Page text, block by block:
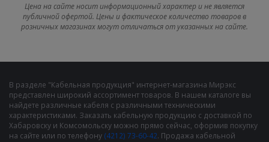
Цена на сайте носит информационный характер и не является
публичной офертой. Цены и фактическое количество товаров в
розничных магазинах могут отличаться от указанных на сайте.
В разделе "Кабельная продукция" интернет-магазина Мирэкс
представлен широкий ассортимент товаров. В нашем каталоге вы
найдете различные кабеля с различными техническими
характеристиками. Заказать кабельную продукцию с доставкой по
Хабаровску и Комсомольску можно прямо сейчас, оформив покупку
на сайте или по телефону (4212) 73-60-42. Продажа кабельной